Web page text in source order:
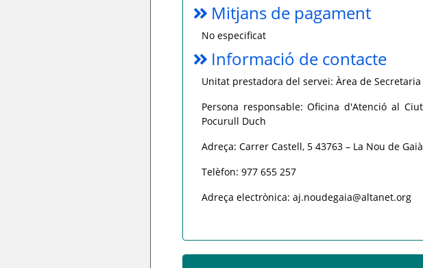
Mitjans de pagament
No especificat
Informació de contacte
Unitat prestadora del servei: Àrea de Secretaria
Persona responsable: Oficina d'Atenció al
Pocurull Duch
Adreça: Carrer Castell, 5 43763 – La Nou de Gaià
Telèfon: 977 655 257
Adreça electrònica: aj.noudegaia@altanet.org